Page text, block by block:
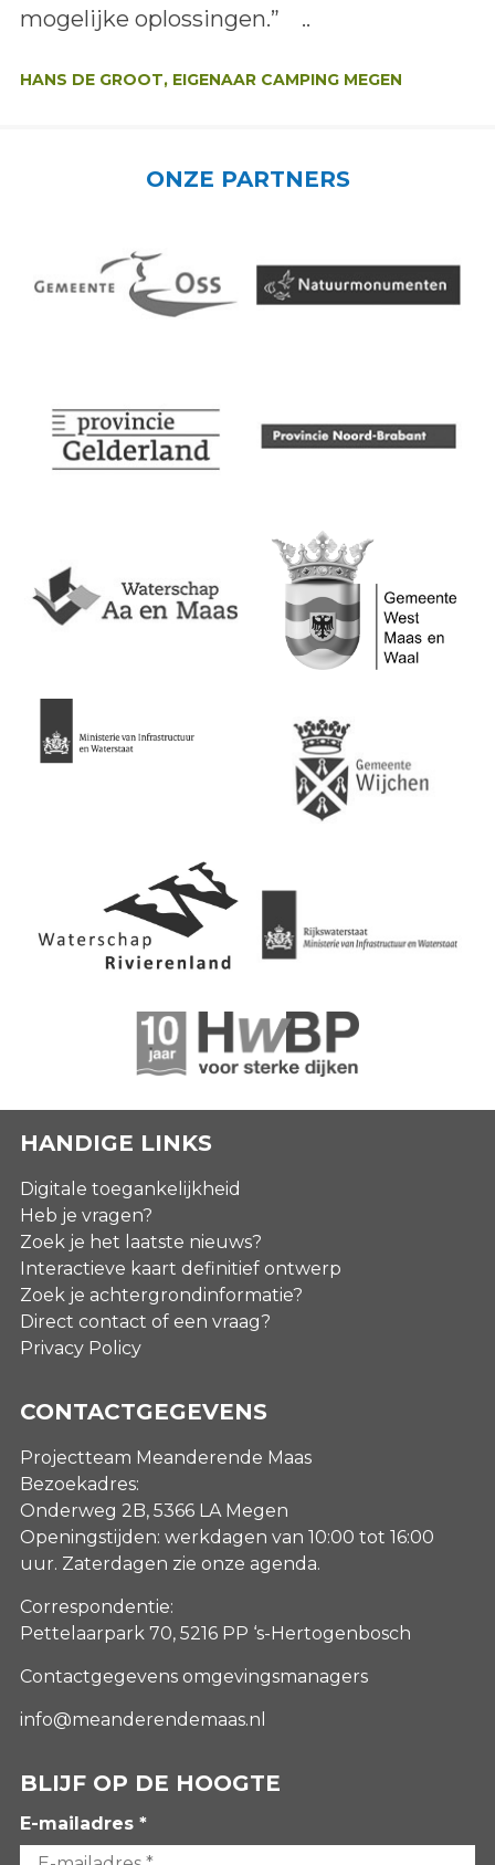
mogelijke oplossingen.” ..
HANS DE GROOT, EIGENAAR CAMPING MEGEN
ONZE PARTNERS
HANDIGE LINKS
Digitale toegankelijkheid
Heb je vragen?
Zoek je het laatste nieuws?
Interactieve kaart definitief ontwerp
Zoek je achtergrondinformatie?
Direct contact of een vraag?
Privacy Policy
CONTACTGEGEVENS
Projectteam Meanderende Maas
Bezoekadres:
Onderweg 2B, 5366 LA Megen
Openingstijden: werkdagen van 10:00 tot 16:00
uur. Zaterdagen zie onze agenda.
Correspondentie:
Pettelaarpark 70, 5216 PP ‘s-Hertogenbosch
Contactgegevens omgevingsmanagers
info@meanderendemaas.nl
BLIJF OP DE HOOGTE
E-mailadres *